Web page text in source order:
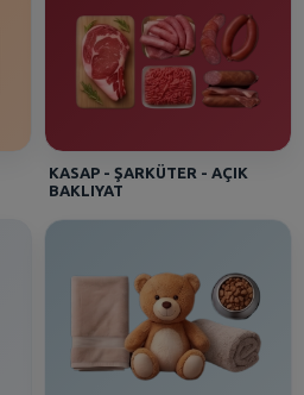
KASAP - ŞARKÜTER - AÇIK
BAKLIYAT